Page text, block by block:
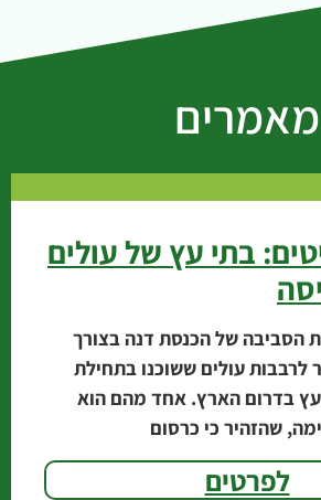
מאמרים
בתי עץ של עולים
הסביבה של הכנסת דנה בצורך
לרבבות עולים ששוכנו בתחילת
בבתי עץ בדרום הארץ. אחד מהם הוא
שהזהיר כי כרסום
לפרטים